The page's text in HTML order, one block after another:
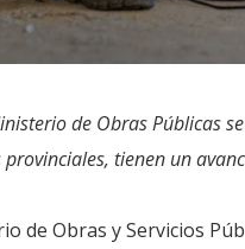
de Obras Públicas
tienen un
de Obras y Servicios